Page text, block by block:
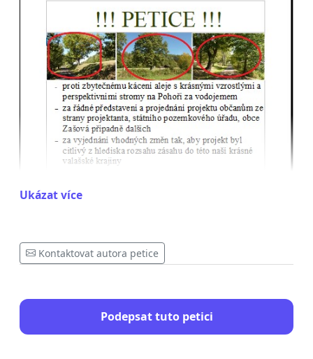
Ukázat více
Kontaktovat autora petice
Podepsat tuto petici